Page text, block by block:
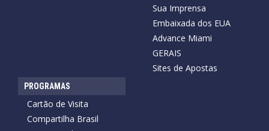
Sua Imprensa
Embaixada dos EUA
Advance Miami
GERAIS
Sites de Apostas
PROGRAMAS
Cartão de Visita
Compartilha Brasil